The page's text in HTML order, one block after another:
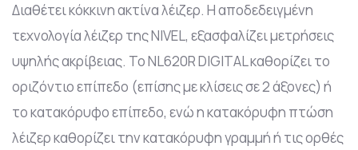
Διαθέτει κόκκινη ακτίνα λέιζερ. Η αποδεδειγμένη
τεχνολογία λέιζερ της NIVEL, εξασφαλίζει μετρήσεις
υψηλής ακρίβειας. Το NL620R DIGITAL καθορίζει το
οριζόντιο επίπεδο (επίσης με κλίσεις σε 2 άξονες) ή
το κατακόρυφο επίπεδο, ενώ η κατακόρυφη πτώση
λέιζερ καθορίζει την κατακόρυφη γραμμή ή τις ορθές